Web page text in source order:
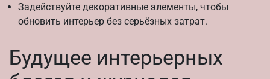
Задействуйте декоративные элементы, чтобы
обновить интерьер без серьёзных затрат.
Будущее интерьерных